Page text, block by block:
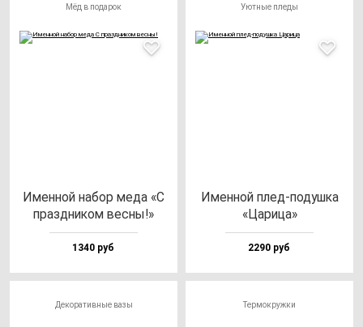
Мёд в подарок
Имен­ной на­бор ме­да «С
праз­дни­ком вес­ны!»
1340 руб
Уютные пледы
Имен­ной плед-по­душ­ка
«Цари­ца»
2290 руб
Декоративные вазы Термокружки